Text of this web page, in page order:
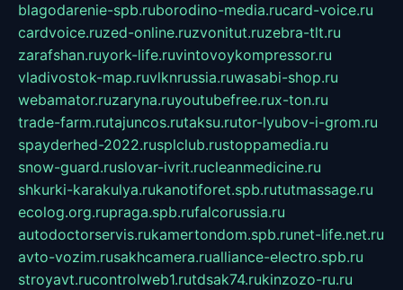
blagodarenie-spb.ruborodino-media.rucard-voice.ru
cardvoice.ruzed-online.ruzvonitut.ruzebra-tlt.ru
zarafshan.ruyork-life.ruvintovoykompressor.ru
vladivostok-map.ruvlknrussia.ruwasabi-shop.ru
webamator.ruzaryna.ruyoutubefree.rux-ton.ru
trade-farm.rutajuncos.rutaksu.rutor-lyubov-i-grom.ru
spayderhed-2022.rusplclub.rustoppamedia.ru
snow-guard.ruslovar-ivrit.rucleanmedicine.ru
shkurki-karakulya.rukanotiforet.spb.rututmassage.ru
ecolog.org.rupraga.spb.rufalcorussia.ru
autodoctorservis.rukamertondom.spb.runet-life.net.ru
avto-vozim.rusakhcamera.rualliance-electro.spb.ru
stroyavt.rucontrolweb1.rutdsak74.rukinzozo-ru.ru